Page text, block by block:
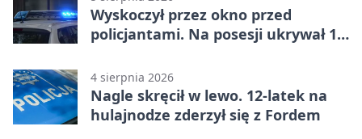
Wyskoczył przez okno przed
policjantami. Na posesji ukrywał 12
4 sierpnia 2026
Nagle skręcił w lewo. 12-latek na
hulajnodze zderzył się z Fordem